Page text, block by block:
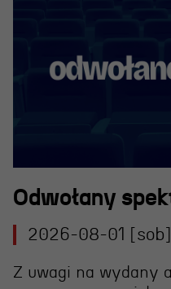
Odwołany
2026-08-01 [sob]
Z uwagi na wydany